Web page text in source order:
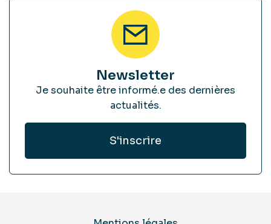
Newsletter
Je souhaite être informé.e des dernières
actualités.